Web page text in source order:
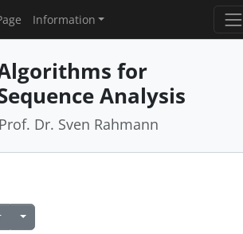
Information
for
Analysis
Prof. Dr. Sven Rahmann